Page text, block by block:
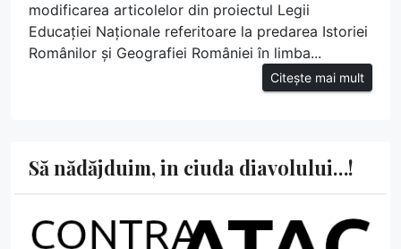
modificarea articolelor din proiectul Legii
Educației Naționale referitoare la predarea Istoriei
Românilor și Geografiei României în limba...
Citește mai mult
Să nădăjduim, in ciuda diavolului…!